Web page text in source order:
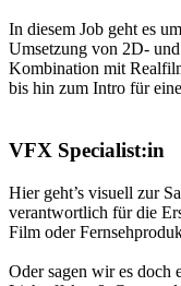
In diesem Job geht es
Umsetzung von 2D-
Kombination mit
bis hin zum Intro für
VFX Specialist:in
Hier geht’s visuell zur
verantwortlich für die
Film oder
Oder sagen wir es doch